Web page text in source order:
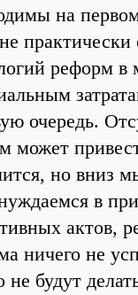
на
реформ
очередь.
может
но вниз
в
актов,
ничего не
не будут